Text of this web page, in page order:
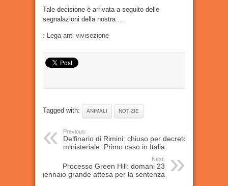
Tale decisione è arrivata a seguito delle
segnalazioni della nostra …
: Lega anti vivisezione
Tagged with: ANIMALI NOTIZIE
Previous:
Delfinario di Rimini: chiuso per decreto
ministeriale. Primo caso in Italia
Next:
Processo Green Hill: domani 23
gennaio grande attesa per la sentenza